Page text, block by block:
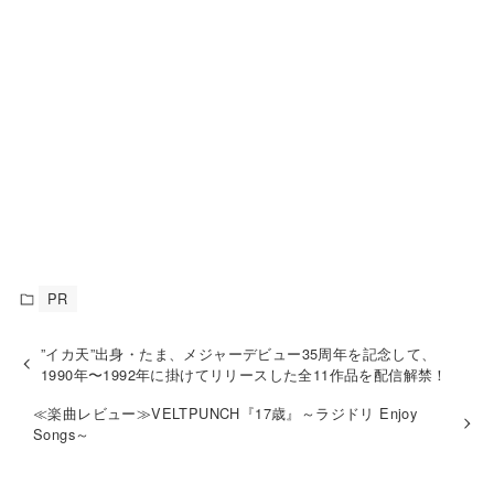
PR
”イカ天”出身・たま、メジャーデビュー35周年を記念して、
1990年〜1992年に掛けてリリースした全11作品を配信解禁！
≪楽曲レビュー≫VELTPUNCH『17歳』～ラジドリ Enjoy
Songs～